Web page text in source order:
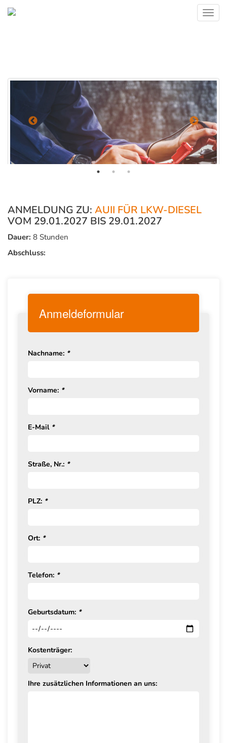
ANMELDUNG ZU: AUII FÜR LKW-DIESEL
VOM 29.01.2027 BIS 29.01.2027
Dauer: 8 Stunden
Abschluss:
Anmeldeformular
Nachname: *
Vorname: *
E-Mail *
Straße, Nr.: *
PLZ: *
Ort: *
Telefon: *
Geburtsdatum: *
Kostenträger:
Ihre zusätzlichen Informationen an uns: